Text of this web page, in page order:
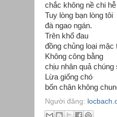
chắc không nề chi hễ
Tuy lòng bạn lòng tôi
đà ngao ngán.
Trên khổ đau
đồng chủng loại mặc
Không công bằng
chịu nhân quả chúng
Lừa giống chó
bốn chân không
Người đăng: